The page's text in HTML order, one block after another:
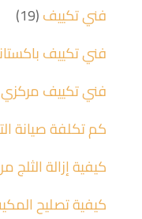
فني تكييف(19)
فني تكييف
فني تكييف مركزي
كم تكلفة صيانة
كيفية إزالة
كيفية تصليح